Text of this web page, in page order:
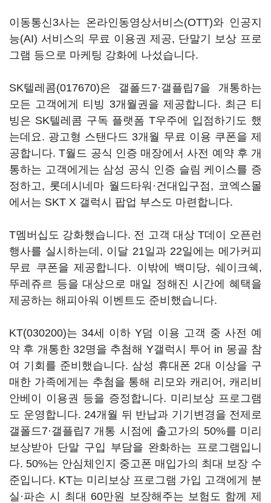
이동통신3사는 온라인동영상서비스(OTT)와 인공지
능(AI) 서비스의 무료 이용권 제공, 단말기 보상 프로
그램 등으로 마케팅 강화에 나섰습니다.
SK텔레콤(017670)은 갤폴드7·갤플립7을 개통하는
모든 고객에게 티빙 3개월권을 제공합니다. 최근 티
빙은 SK텔레콤 구독 플랫폼 T우주에 입점하기도 했
는데요. 광고형 스탠다드 3개월 무료 이용 쿠폰을 제
공합니다. T월드 공식 인증 매장에서 사전 예약 후 개
통하는 고객에게는 삼성 공식 인증 슬림 케이스를 증
정하고, 롯데시네마 월드타워·건대입구점, 코엑스몰
에서는 SKT X 갤럭시 팝업 부스도 마련합니다.
T멤버십도 강화했습니다. 전 고객 대상 T데이 오픈런
행사를 실시하는데, 이달 21일과 22일에는 메가커피
무료 쿠폰을 제공합니다. 이밖에 백미당, 쉐이크쉑,
뚜레쥬르 등을 대상으로 매일 정해진 시간에 혜택을
제공하는 해피아워 이벤트도 준비했습니다.
KT(030200)는 34세 이하 Y덤 이용 고객 중 사전 예
약 후 개통한 32명을 추첨해 Y갤럭시 투어 in 몽골 참
여 기회를 준비했습니다. 삼성 휴대폰 2대 이상을 구
매한 가족에게는 추첨을 통해 리모와 캐리어, 캐리비
안베이 이용권 등을 증정합니다. 미리보상 프로그램
도 운영합니다. 24개월 뒤 반납과 기기변경을 전제로
갤폴드7·갤플립7 개통 시점에 출고가의 50%를 미리
보상받아 단말 구입 부담을 완화하는 프로그램입니
다. 50%는 안심체인지 중고폰 매입가의 최대 보장 수
준입니다. KT는 미리보상 프로그램 가입 고객에게 분
실·파손 시 최대 60만원 보장해주는 보험도 함께 제